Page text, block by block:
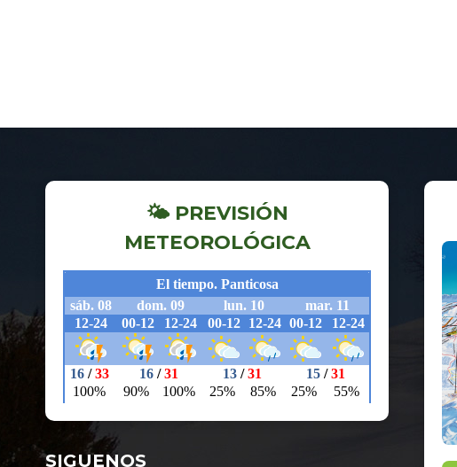
🌤 PREVISIÓN
METEOROLÓGICA
SIGUENOS